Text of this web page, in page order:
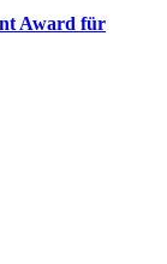
Award für